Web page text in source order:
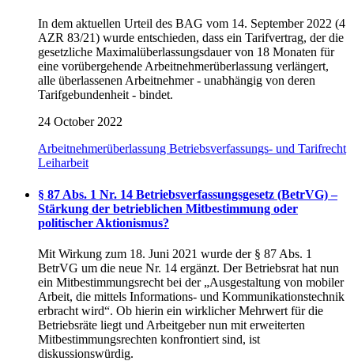
In dem aktuellen Urteil des BAG vom 14. September 2022 (4
AZR 83/21) wurde entschieden, dass ein Tarifvertrag, der die
gesetzliche Maximalüberlassungsdauer von 18 Monaten für
eine vorübergehende Arbeitnehmerüberlassung verlängert,
alle überlassenen Arbeitnehmer - unabhängig von deren
Tarifgebundenheit - bindet.
24 October 2022
Arbeitnehmerüberlassung Betriebsverfassungs- und Tarifrecht
Leiharbeit
§ 87 Abs. 1 Nr. 14 Betriebsverfassungsgesetz (BetrVG) –
Stärkung der betrieblichen Mitbestimmung oder
politischer Aktionismus?
Mit Wirkung zum 18. Juni 2021 wurde der § 87 Abs. 1
BetrVG um die neue Nr. 14 ergänzt. Der Betriebsrat hat nun
ein Mitbestimmungsrecht bei der „Ausgestaltung von mobiler
Arbeit, die mittels Informations- und Kommunikationstechnik
erbracht wird“. Ob hierin ein wirklicher Mehrwert für die
Betriebsräte liegt und Arbeitgeber nun mit erweiterten
Mitbestimmungsrechten konfrontiert sind, ist
diskussionswürdig.